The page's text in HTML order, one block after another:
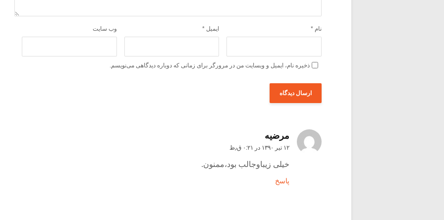
نام * ایمیل * وب‌ سایت
ذخیره نام، ایمیل و وبسایت من در مرورگر برای زمانی که دوباره دیدگاهی می‌نویسم.
مرضیه
۱۲ تیر ۱۳۹۰ در ۰:۲۱ ق٫ظ
خیلی زیباوجالب بود،ممنون.
پاسخ